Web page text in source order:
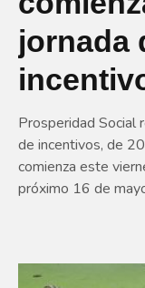
jornada
Prosperidad Social
de incentivos, de
comienza este
próximo 16 de